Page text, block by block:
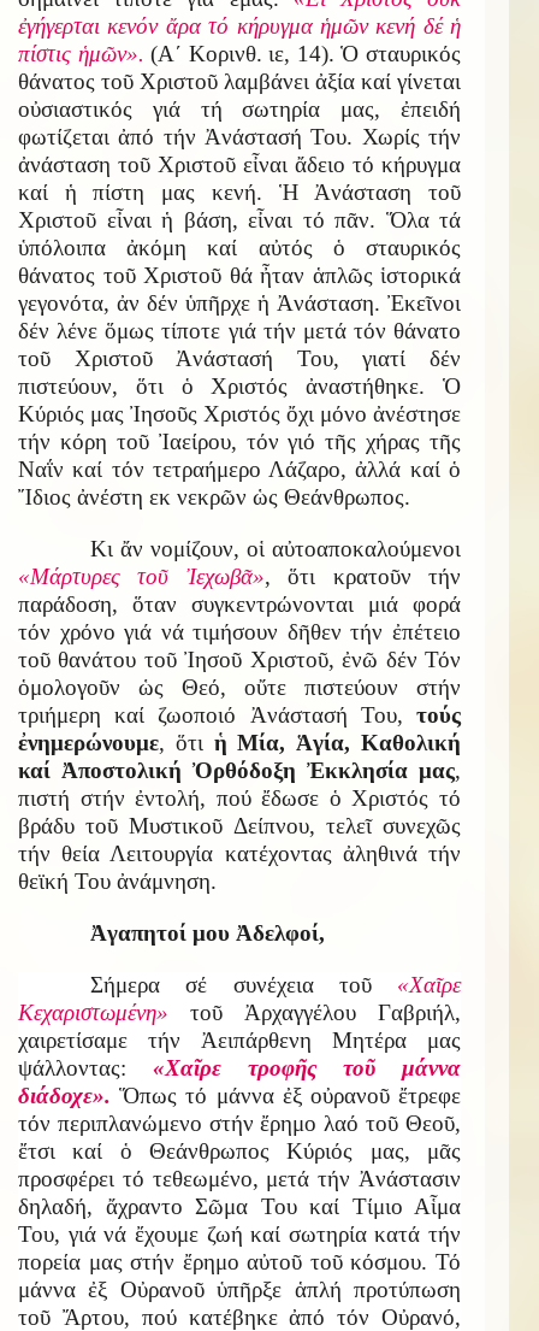
ἐγήγερται κενόν ἄρα τό κήρυγμα ἡμῶν κενή δέ ἡ
πίστις ἡμῶν». (Α΄ Κορινθ. ιε, 14). Ὁ σταυρικός
θάνατος τοῦ Χριστοῦ λαμβάνει ἀξία καί γίνεται
οὐσιαστικός γιά τή σωτηρία μας, ἐπειδή
φωτίζεται ἀπό τήν Ἀνάστασή Του. Χωρίς τήν
ἀνάσταση τοῦ Χριστοῦ εἶναι ἄδειο τό κήρυγμα
καί ἡ πίστη μας κενή. Ἡ Ἀνάσταση τοῦ
Χριστοῦ εἶναι ἡ βάση, εἶναι τό πᾶν. Ὅλα τά
ὑπόλοιπα ἀκόμη καί αὐτός ὁ σταυρικός
θάνατος τοῦ Χριστοῦ θά ἦταν ἁπλῶς ἱστορικά
γεγονότα, ἀν δέν ὑπῆρχε ἡ Ἀνάσταση. Ἐκεῖνοι
δέν λένε ὅμως τίποτε γιά τήν μετά τόν θάνατο
τοῦ Χριστοῦ Ἀνάστασή Του, γιατί δέν
πιστεύουν, ὅτι ὁ Χριστός ἀναστήθηκε. Ὁ
Κύριός μας Ἰησοῦς Χριστός ὄχι μόνο ἀνέστησε
τήν κόρη τοῦ Ἰαείρου, τόν γιό τῆς χήρας τῆς
Ναΐν καί τόν τετραήμερο Λάζαρο, ἀλλά καί ὁ
Ἴδιος ἀνέστη εκ νεκρῶν ὡς Θεάνθρωπος.
Κι ἄν νομίζουν, οἱ αὐτοαποκαλούμενοι
«Μάρτυρες τοῦ Ἰεχωβᾶ», ὅτι κρατοῦν τήν
παράδοση, ὅταν συγκεντρώνονται μιά φορά
τόν χρόνο γιά νά τιμήσουν δῆθεν τήν ἐπέτειο
τοῦ θανάτου τοῦ Ἰησοῦ Χριστοῦ, ἐνῶ δέν Τόν
ὁμολογοῦν ὡς Θεό, οὔτε πιστεύουν στήν
τριήμερη καί ζωοποιό Ἀνάστασή Του, τούς
ἐνημερώνουμε, ὅτι ἡ Μία, Ἁγία, Καθολική
καί Ἀποστολική Ὀρθόδοξη Ἐκκλησία μας,
πιστή στήν ἐντολή, πού ἔδωσε ὁ Χριστός τό
βράδυ τοῦ Μυστικοῦ Δείπνου, τελεῖ συνεχῶς
τήν θεία Λειτουργία κατέχοντας ἀληθινά τήν
θεϊκή Του ἀνάμνηση.
Ἀγαπητοί μου Ἀδελφοί,
Σήμερα σέ συνέχεια τοῦ «Χαῖρε
Κεχαριστωμένη» τοῦ Ἀρχαγγέλου Γαβριήλ,
χαιρετίσαμε τήν Ἀειπάρθενη Μητέρα μας
ψάλλοντας: «Χαῖρε τροφῆς τοῦ μάννα
διάδοχε». Ὅπως τό μάννα ἐξ οὐρανοῦ ἔτρεφε
τόν περιπλανώμενο στήν ἔρημο λαό τοῦ Θεοῦ,
ἔτσι καί ὁ Θεάνθρωπος Κύριός μας, μᾶς
προσφέρει τό τεθεωμένο, μετά τήν Ἀνάστασιν
δηλαδή, ἄχραντο Σῶμα Του καί Τίμιο Αἷμα
Του, γιά νά ἔχουμε ζωή καί σωτηρία κατά τήν
πορεία μας στήν ἔρημο αὐτοῦ τοῦ κόσμου. Τό
μάννα ἐξ Οὐρανοῦ ὑπῆρξε ἁπλή προτύπωση
τοῦ Ἄρτου, πού κατέβηκε ἀπό τόν Οὐρανό,